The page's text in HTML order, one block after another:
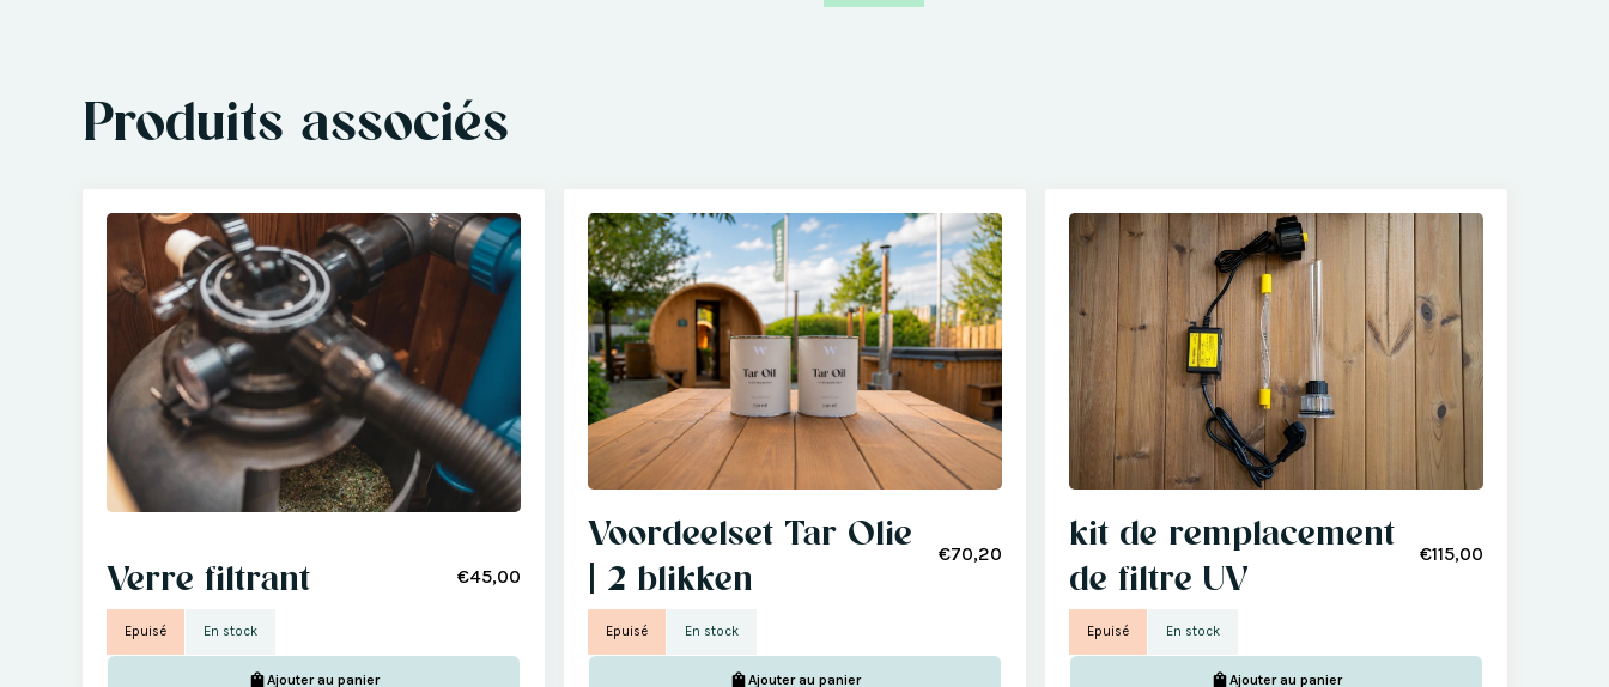
Produits associés
Verre filtrant €45,00
Epuisé En stock
Ajouter au panier
Voordeelset Tar Olie
| 2 blikken
€70,20
Epuisé En stock
Ajouter au panier
kit de remplacement
de filtre UV
€115,00
Epuisé En stock
Ajouter au panier